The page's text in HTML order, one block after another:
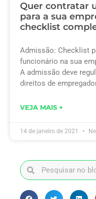
Quer contratar
para a sua
checklist
Admissão: Checklist
funcionário na sua
A admissão deve
direitos de
VEJA MAIS +
14 de janeiro de 2021